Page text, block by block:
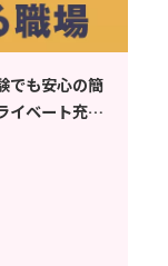
でも安心の簡
イベート充実